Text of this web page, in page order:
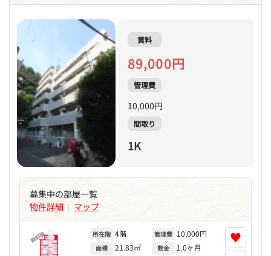
賃料
89,000円
管理費
10,000円
間取り
1K
募集中の部屋一覧
物件詳細 | マップ
所在階 4階
面積 21.83㎡
管理費 10,000円
敷金 1.0ヶ月
♥